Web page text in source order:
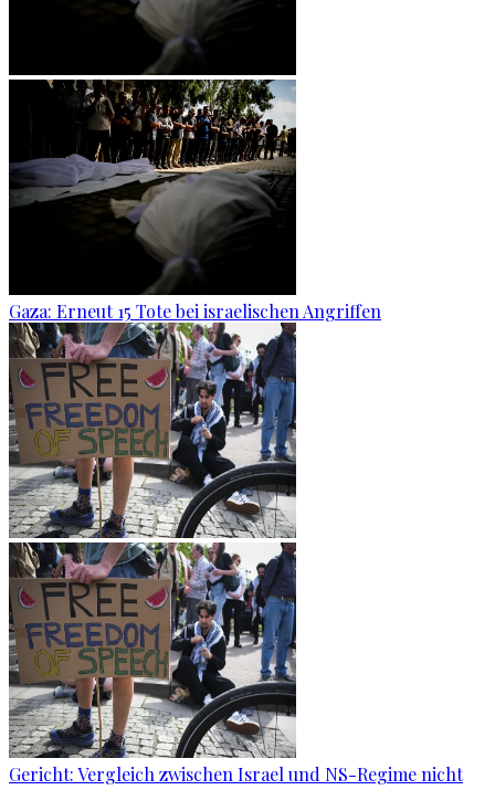
Gaza: Erneut 15 Tote bei israelischen Angriffen
Gericht: Ver­gleich zwi­schen Is­ra­el und NS-Re­gime nicht